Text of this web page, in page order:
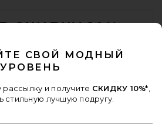
СКИДКУ 10%
момент.политика
СВОЙ МОДНЫЙ
УРОВЕНЬ
и получите СКИДКУ 10%*
стильную лучшую подругу.